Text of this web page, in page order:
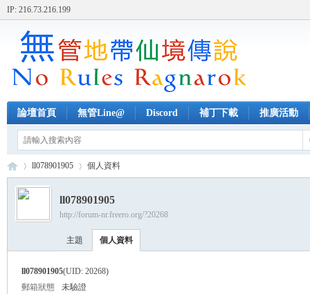
IP: 216.73.216.199
論壇首頁 無管Line@ Discord 補丁下載 推廣活動
›
ll078901905 個人資料
ll078901905
http://forum-nr.freero.org/?20268
主題 個人資料
ll078901905(UID: 20268)
郵箱狀態
未驗證